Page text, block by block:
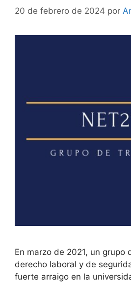
20 de febrero de 2024 por
En marzo de 2021, un grupo
derecho laboral y de
fuerte arraigo en la